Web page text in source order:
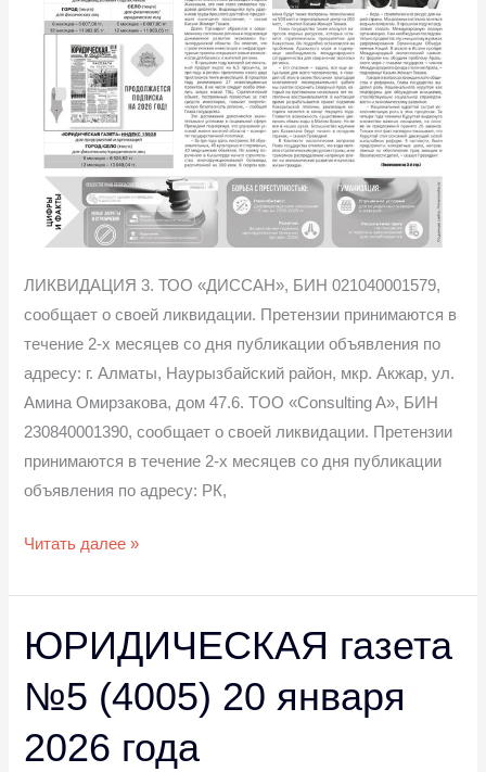
ЛИКВИДАЦИЯ 3. ТОО «ДИССАН», БИН 021040001579,
сообщает о своей ликвидации. Претензии принимаются в
течение 2-х месяцев со дня публикации объявления по
адресу: г. Алматы, Наурызбайский район, мкр. Акжар, ул.
Амина Омирзакова, дом 47.6. TOO «Consulting A», БИН
230840001390, сообщает о своей ликвидации. Претензии
принимаются в течение 2-х месяцев со дня публикации
объявления по адресу: РК,
Читать далее »
ЮРИДИЧЕСКАЯ газета
№5 (4005) 20 января
2026 года
ЮРИДИЧЕСКАЯ
газета
№5
20